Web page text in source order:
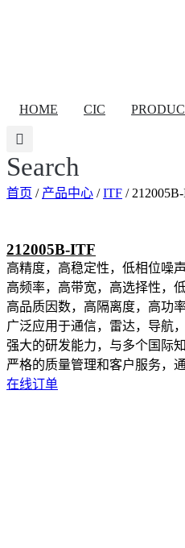
HOME CIC
Search
首页 / 产品中心 /ITF /
212005B-ITF
高精度，高稳定性，低相位噪
高频率，高带宽，高选择性，
高品质因数，高隔离度，高功
广泛应用于通信，雷达，导航
强大的研发能力，与多个国际
严格的质量管理和客户服务，
在线订单